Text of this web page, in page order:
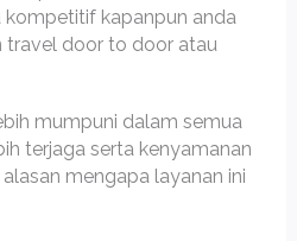
kapanpun anda
travel door to door atau
mumpuni dalam semua
terjaga serta kenyamanan
mengapa layanan ini